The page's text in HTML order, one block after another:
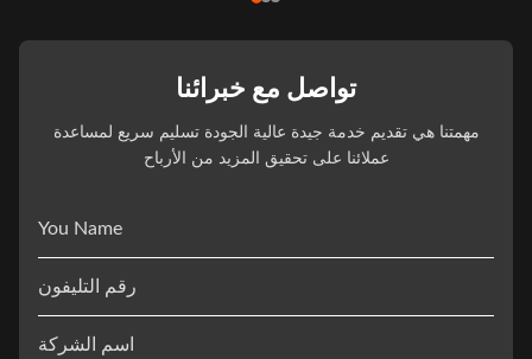
تواصل مع خبرائنا
مهمتنا هي تقديم خدمة جيدة عالية الجودة تسليم سريع لمساعدة
عملائنا على تحقيق المزيد من الأرباح
You Name
رقم التليفون
اسم الشركة